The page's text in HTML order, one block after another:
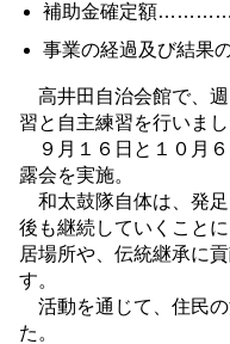
補助金確定額
事業の経過及び結果
高井田自治会館で、
習と自主練習を行いまし
９月１６日と１０月
露会を実施。
和太鼓隊自体は、発
後も継続していくこと
居場所や、伝統継承に
す。
活動を通じて、住民
た。